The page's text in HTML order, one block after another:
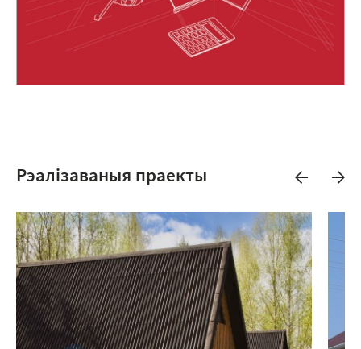
Рэалізаваныя праекты